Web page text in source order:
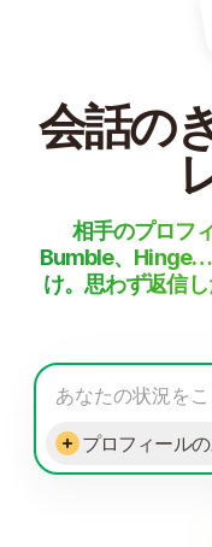
会話の
相手のプロフ
Bumble、Hinge…
け。思わず返信
あなたの状況を
プロフィール